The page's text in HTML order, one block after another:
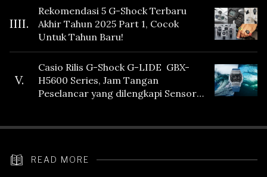
IIII.
Rekomendasi 5 G-Shock Terbaru
Akhir Tahun 2025 Part 1, Cocok
Untuk Tahun Baru!
V.
Casio Rilis G-Shock G-LIDE GBX-
H5600 Series, Jam Tangan
Peselancar yang dilengkapi Sensor
READ MORE